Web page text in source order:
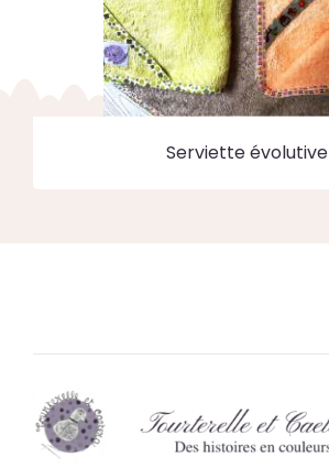
Serviette évolutive